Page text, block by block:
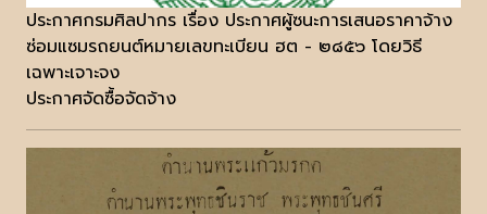
ประกาศกรมศิลปากร เรื่อง ประกาศผู้ซนะการเสนอราคาจ้าง
ซ่อมแซมรถยนต์หมายเลขทะเบียน ฮต - ๒๘๕๖ โดยวิธี
เฉพาะเจาะจง
ประกาศจัดซื้อจัดจ้าง